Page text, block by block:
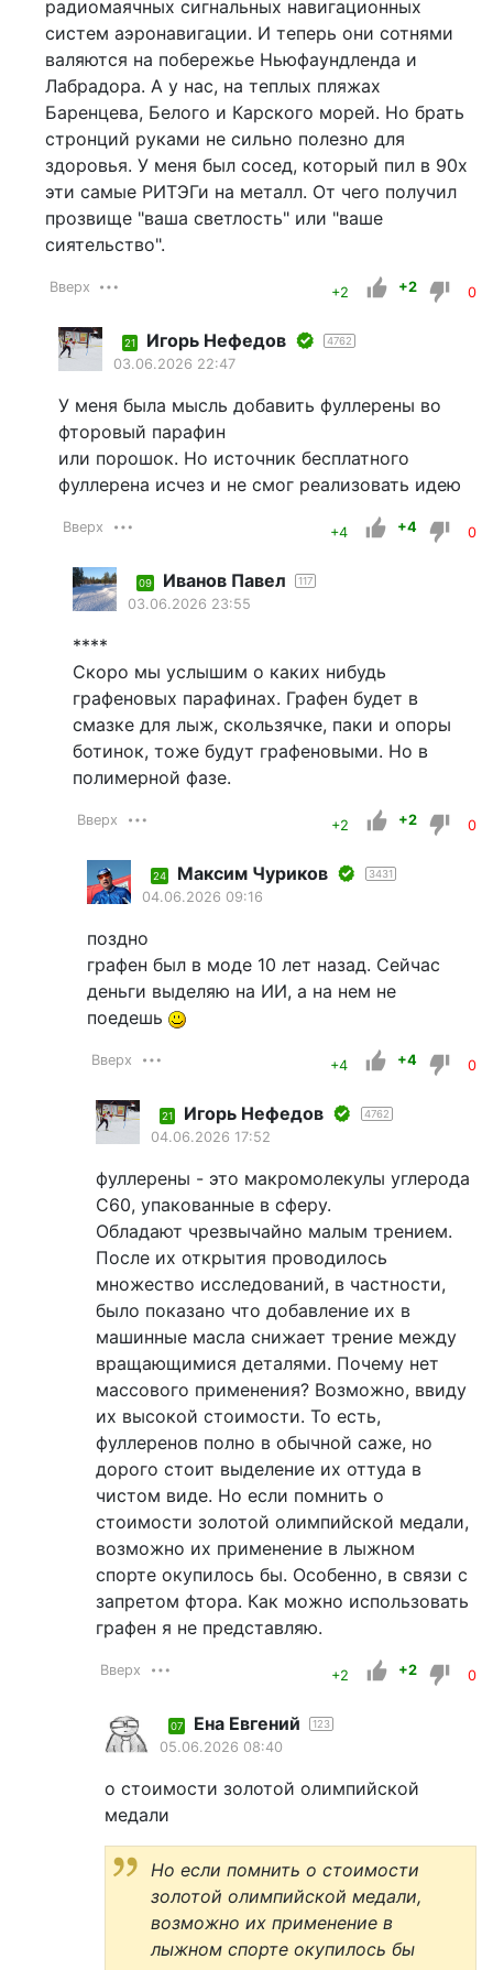
радиомаячных сигнальных навигационных
систем аэронавигации. И теперь они сотнями
валяются на побережье Ньюфаундленда и
Лабрадора. А у нас, на теплых пляжах
Баренцева, Белого и Карского морей. Но брать
стронций руками не сильно полезно для
здоровья. У меня был сосед, который пил в 90х
эти самые РИТЭГи на металл. От чего получил
прозвище "ваша светлость" или "ваше
сиятельство".
Вверх +2 +2 0
21 Игорь Нефедов 4762
03.06.2026 22:47
У меня была мысль добавить фуллерены во
фторовый парафин
или порошок. Но источник бесплатного
фуллерена исчез и не смог реализовать идею
Вверх +4 +4 0
09 Иванов Павел 117
03.06.2026 23:55
****
Скоро мы услышим о каких нибудь
графеновых парафинах. Графен будет в
смазке для лыж, скользячке, паки и опоры
ботинок, тоже будут графеновыми. Но в
полимерной фазе.
Вверх +2 +2 0
24 Максим Чуриков 3431
04.06.2026 09:16
поздно
графен был в моде 10 лет назад. Сейчас
деньги выделяю на ИИ, а на нем не
поедешь
Вверх +4 +4 0
21 Игорь Нефедов 4762
04.06.2026 17:52
фуллерены - это макромолекулы углерода
С60, упакованные в сферу.
Обладают чрезвычайно малым трением.
После их открытия проводилось
множество исследований, в частности,
было показано что добавление их в
машинные масла снижает трение между
вращающимися деталями. Почему нет
массового применения? Возможно, ввиду
их высокой стоимости. То есть,
фуллеренов полно в обычной саже, но
дорого стоит выделение их оттуда в
чистом виде. Но если помнить о
стоимости золотой олимпийской медали,
возможно их применение в лыжном
спорте окупилось бы. Особенно, в связи с
запретом фтора. Как можно использовать
графен я не представляю.
Вверх +2 +2 0
07 Ена Евгений 123
05.06.2026 08:40
о стоимости золотой олимпийской
медали
Но если помнить о стоимости
золотой олимпийской медали,
возможно их применение в
лыжном спорте окупилось бы